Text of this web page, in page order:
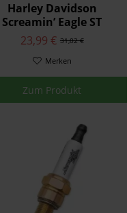
Harley Davidson
Screamin’ Eagle ST
Performance
Zündkerzen 31600106
31,02 €
23,99 €
Merken
Zum Produkt